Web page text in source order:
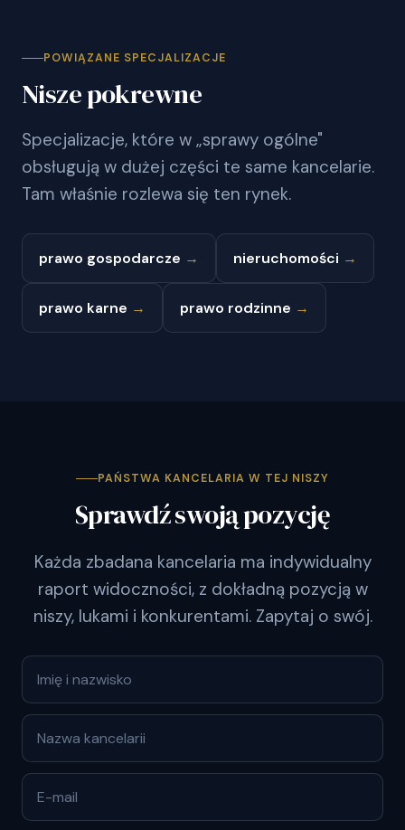
POWIĄZANE SPECJALIZACJE
Nisze pokrewne
Specjalizacje, które w „sprawy ogólne"
obsługują w dużej części te same kancelarie.
Tam właśnie rozlewa się ten rynek.
prawo gospodarcze → nieruchomości →
prawo karne → prawo rodzinne →
PAŃSTWA KANCELARIA W TEJ NISZY
Sprawdź swoją pozycję
Każda zbadana kancelaria ma indywidualny
raport widoczności, z dokładną pozycją w
niszy, lukami i konkurentami. Zapytaj o swój.